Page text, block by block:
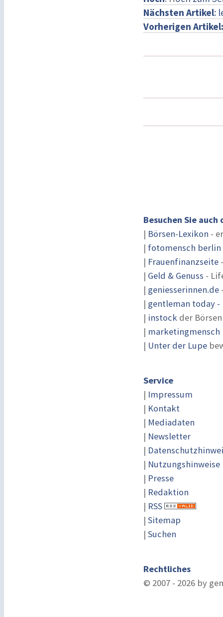
Nächsten Artikel:
Vorherigen
Besuchen Sie
| Börsen-Lexikon -
| fotomensch berlin
| Frauenfinanzseite
| Geld & Genuss -
| geniesserinnen.de
| gentleman today -
| instock der
|
| Unter der Lupe
Service
| Impressum
| Kontakt
| Mediadaten
| Newsletter
|
| Nutzungshinweise
| Presse
| Redaktion
| RSS
| Sitemap
| Suchen
Rechtliches
© 2007 - 2026 by